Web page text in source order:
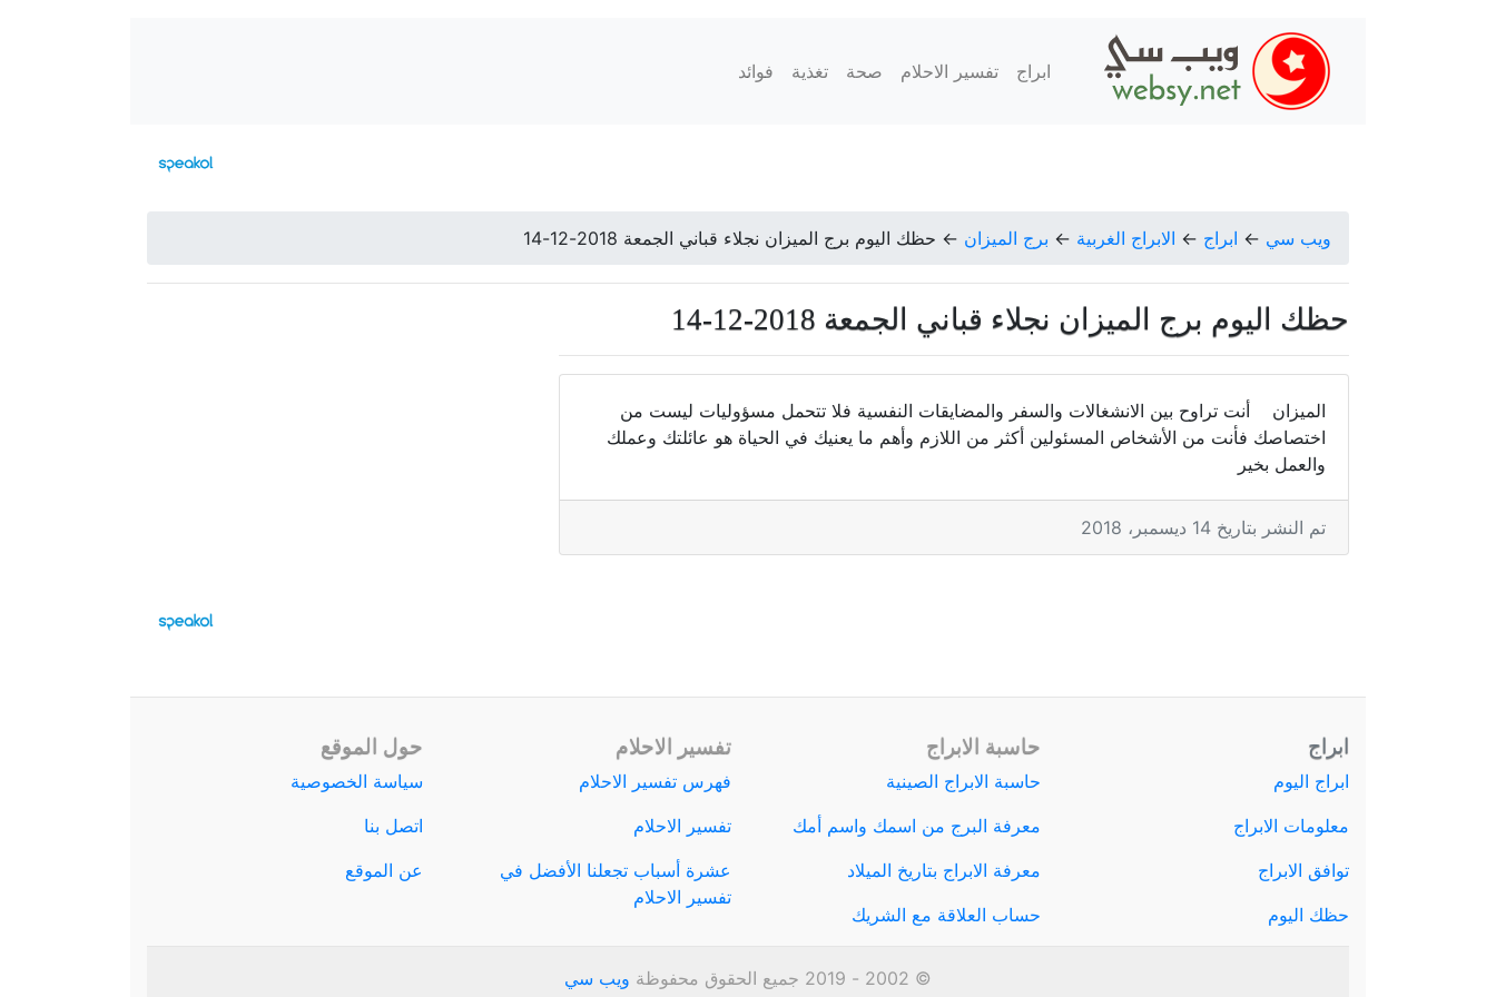
ابراج تفسير الاحلام صحة تغذية فوائد
ويب سي ← ابراج ← الابراج الغربية ← برج الميزان ← حظك اليوم برج الميزان نجلاء قباني الجمعة 2018-12-14
حظك اليوم برج الميزان نجلاء قباني الجمعة 2018-12-14
الميزان أنت تراوح بين الانشغالات والسفر والمضايقات النفسية فلا تتحمل مسؤوليات ليست من
اختصاصك فأنت من الأشخاص المسئولين أكثر من اللازم وأهم ما يعنيك في الحياة هو عائلتك وعملك
والعمل بخير
تم النشر بتاريخ 14 ديسمبر، 2018
ابراج
ابراج اليوم
معلومات الابراج
توافق الابراج
حظك اليوم
حاسبة الابراج
حاسبة الابراج الصينية
معرفة البرج من اسمك واسم أمك
معرفة الابراج بتاريخ الميلاد
حساب العلاقة مع الشريك
تفسير الاحلام
فهرس تفسير الاحلام
تفسير الاحلام
عشرة أسباب تجعلنا الأفضل في
تفسير الاحلام
حول الموقع
سياسة الخصوصية
اتصل بنا
عن الموقع
© 2002 - 2019 جميع الحقوق محفوظة ويب سي